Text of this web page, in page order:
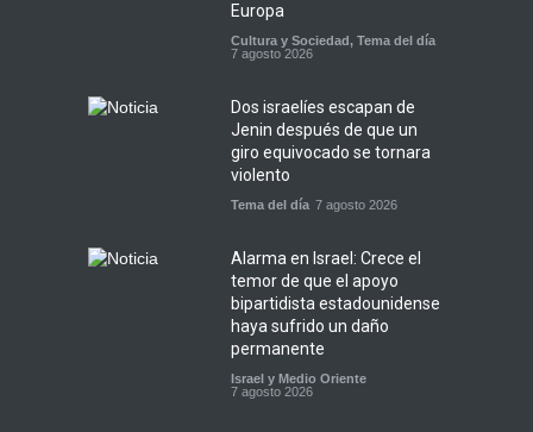
Europa
Cultura y Sociedad, Tema del día
7 agosto 2026
Dos israelíes escapan de
Jenin después de que un
giro equivocado se tornara
violento
Tema del día 7 agosto 2026
Alarma en Israel: Crece el
temor de que el apoyo
bipartidista estadounidense
haya sufrido un daño
permanente
Israel y Medio Oriente
7 agosto 2026